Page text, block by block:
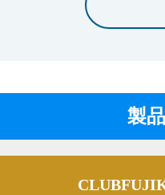
製